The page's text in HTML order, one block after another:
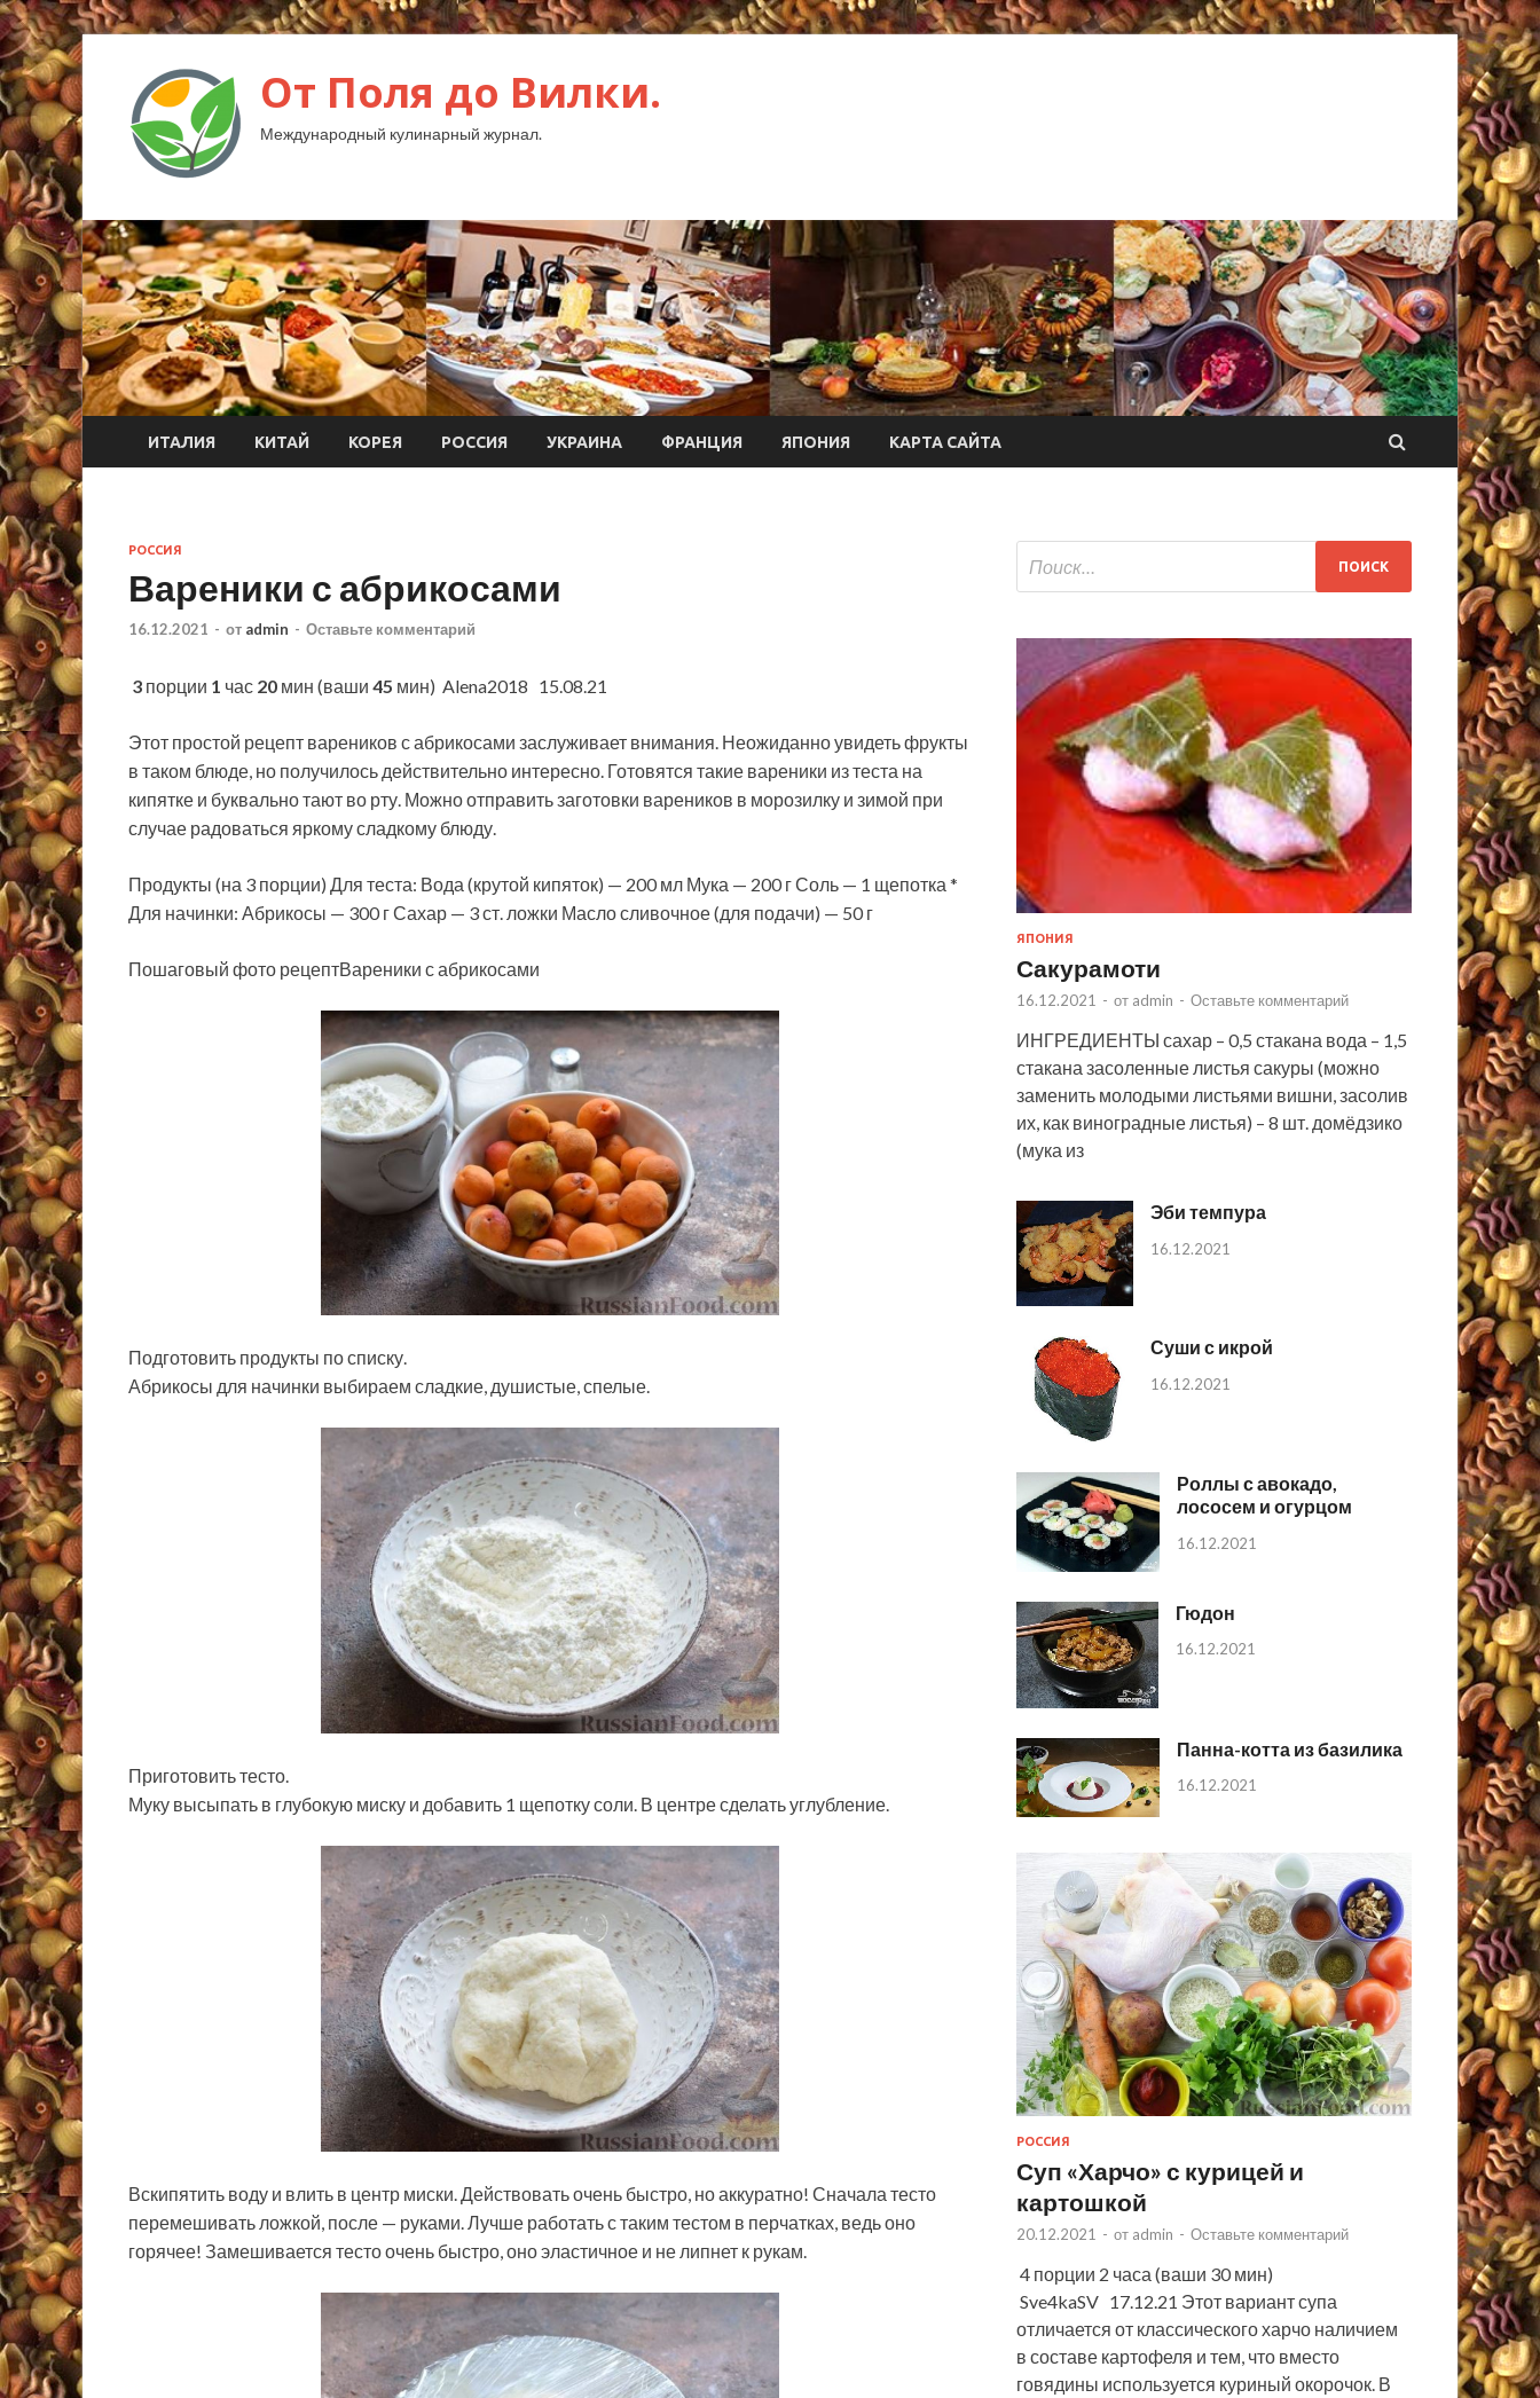
От Поля до Вилки.
Международный кулинарный журнал.
ИТАЛИЯ КИТАЙ КОРЕЯ РОССИЯ УКРАИНА ФРАНЦИЯ ЯПОНИЯ КАРТА САЙТА
РОССИЯ
Вареники с абрикосами
16.12.2021 - от admin - Оставьте комментарий
3 порции 1 час 20 мин (ваши 45 мин) Alena2018 15.08.21
Этот простой рецепт вареников с абрикосами заслуживает внимания. Неожиданно увидеть фрукты
в таком блюде, но получилось действительно интересно. Готовятся такие вареники из теста на
кипятке и буквально тают во рту. Можно отправить заготовки вареников в морозилку и зимой при
случае радоваться яркому сладкому блюду.
Продукты (на 3 порции) Для теста: Вода (крутой кипяток) — 200 мл Мука — 200 г Соль — 1 щепотка *
Для начинки: Абрикосы — 300 г Сахар — 3 ст. ложки Масло сливочное (для подачи) — 50 г
Пошаговый фото рецептВареники с абрикосами
Подготовить продукты по списку.
Абрикосы для начинки выбираем сладкие, душистые, спелые.
Приготовить тесто.
Муку высыпать в глубокую миску и добавить 1 щепотку соли. В центре сделать углубление.
Вскипятить воду и влить в центр миски. Действовать очень быстро, но аккуратно! Сначала тесто
перемешивать ложкой, после — руками. Лучше работать с таким тестом в перчатках, ведь оно
горячее! Замешивается тесто очень быстро, оно эластичное и не липнет к рукам.
ЯПОНИЯ
Сакурамоти
16.12.2021 - от admin - Оставьте комментарий
ИНГРЕДИЕНТЫ сахар – 0,5 стакана вода – 1,5
стакана засоленные листья сакуры (можно
заменить молодыми листьями вишни, засолив
их, как виноградные листья) – 8 шт. домёдзико
(мука из
Эби темпура
16.12.2021
Суши с икрой
16.12.2021
Роллы с авокадо,
лососем и огурцом
16.12.2021
Гюдон
16.12.2021
Панна-котта из базилика
16.12.2021
РОССИЯ
Суп «Харчо» с курицей и
картошкой
20.12.2021 - от admin - Оставьте комментарий
4 порции 2 часа (ваши 30 мин)
Sve4kaSV 17.12.21 Этот вариант супа
отличается от классического харчо наличием
в составе картофеля и тем, что вместо
говядины используется куриный окорочок. В